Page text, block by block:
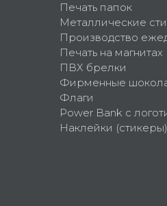
Печать папок
Металлические
Производство
Печать на магнитах
ПВХ брелки
Фирменные
Флаги
Power Bank с
Наклейки (стикеры)